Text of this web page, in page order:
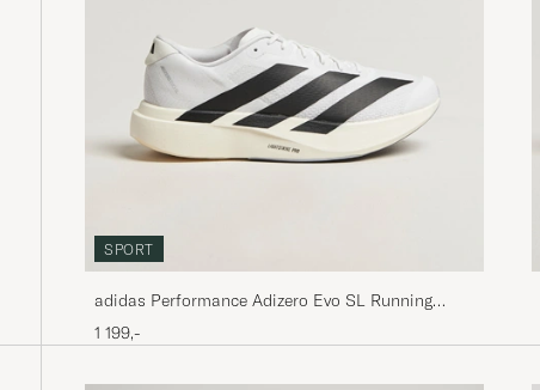
SPORT
adidas Performance Adizero Evo SL Running
Sneaker White/Black
1 199,-